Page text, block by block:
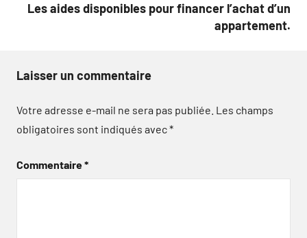
Les aides disponibles pour financer l’achat d’un
appartement.
Laisser un commentaire
Votre adresse e-mail ne sera pas publiée. Les champs
obligatoires sont indiqués avec*
Commentaire*